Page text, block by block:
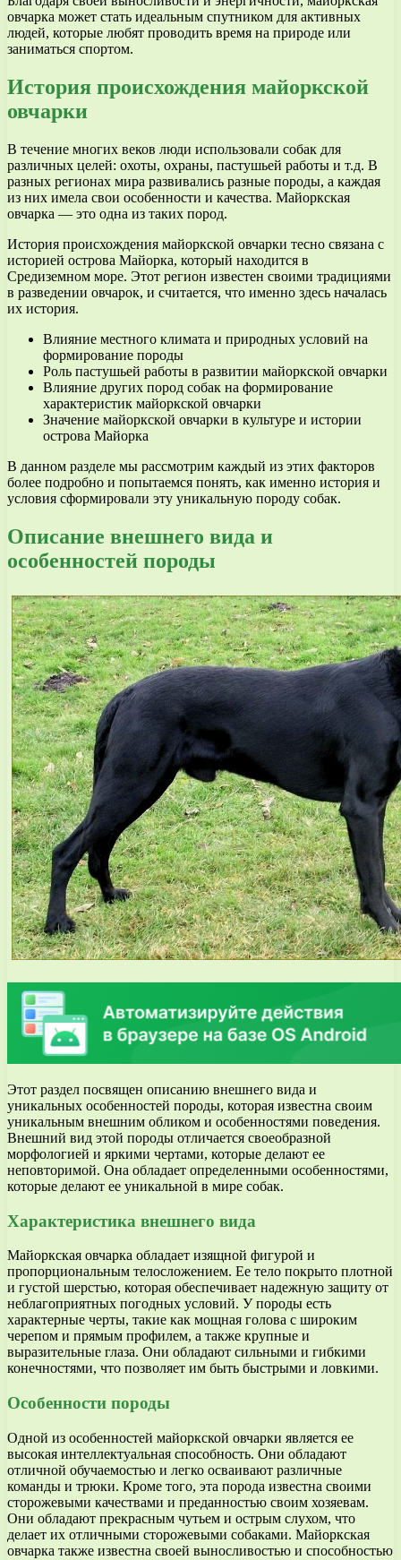
овчарка может стать идеальным спутником для активных
людей, которые любят проводить время на природе или
заниматься спортом.
История происхождения майоркской
овчарки
В течение многих веков люди использовали собак для
различных целей: охоты, охраны, пастушьей работы и т.д. В
разных регионах мира развивались разные породы, а каждая
из них имела свои особенности и качества. Майоркская
овчарка — это одна из таких пород.
История происхождения майоркской овчарки тесно связана с
историей острова Майорка, который находится в
Средиземном море. Этот регион известен своими традициями
в разведении овчарок, и считается, что именно здесь началась
их история.
Влияние местного климата и природных условий на
формирование породы
Роль пастушьей работы в развитии майоркской овчарки
Влияние других пород собак на формирование
характеристик майоркской овчарки
Значение майоркской овчарки в культуре и истории
острова Майорка
В данном разделе мы рассмотрим каждый из этих факторов
более подробно и попытаемся понять, как именно история и
условия сформировали эту уникальную породу собак.
Описание внешнего вида и
особенностей породы
Этот раздел посвящен описанию внешнего вида и
уникальных особенностей породы, которая известна своим
уникальным внешним обликом и особенностями поведения.
Внешний вид этой породы отличается своеобразной
морфологией и яркими чертами, которые делают ее
неповторимой. Она обладает определенными особенностями,
которые делают ее уникальной в мире собак.
Характеристика внешнего вида
Майоркская овчарка обладает изящной фигурой и
пропорциональным телосложением. Ее тело покрыто плотной
и густой шерстью, которая обеспечивает надежную защиту от
неблагоприятных погодных условий. У породы есть
характерные черты, такие как мощная голова с широким
черепом и прямым профилем, а также крупные и
выразительные глаза. Они обладают сильными и гибкими
конечностями, что позволяет им быть быстрыми и ловкими.
Особенности породы
Одной из особенностей майоркской овчарки является ее
высокая интеллектуальная способность. Они обладают
отличной обучаемостью и легко осваивают различные
команды и трюки. Кроме того, эта порода известна своими
сторожевыми качествами и преданностью своим хозяевам.
Они обладают прекрасным чутьем и острым слухом, что
делает их отличными сторожевыми собаками. Майоркская
овчарка также известна своей выносливостью и способностью